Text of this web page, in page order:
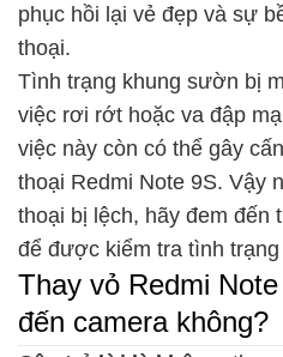
phục hồi lại vẻ đẹp và sự
thoại.
Tình trạng khung sườn bị
việc rơi rớt hoặc va đập
việc này còn có thể gây
thoại Redmi Note 9S. Vậy
thoại bị lệch, hãy đem đến
để được kiểm tra tình
Thay vỏ Redmi
đến camera không?